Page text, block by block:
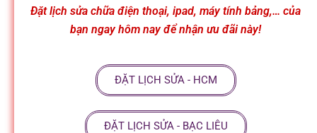
Đặt lịch sửa chữa điện thoại, ipad, máy tính bảng,… của
bạn ngay hôm nay để nhận ưu đãi này!
ĐẶT LỊCH SỬA - HCM
ĐẶT LỊCH SỬA - BẠC LIÊU